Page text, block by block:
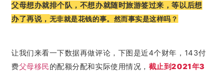
父母想办就排个队，不想办就随时旅游签过来，等以后想
办了再说， 无非就是花钱的事。然而事实是这样吗？
让我们来看一下数据再做评论，下图是近4个财年，143付
费父母移民的配额分配和实际使用情况， 截止到2021年3